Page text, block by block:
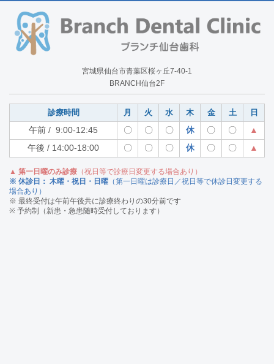
宮城県仙台市青葉区桜ヶ丘7-40-1
BRANCH仙台2F
診療時間 月 火 水 木 金 土
日
午前 / 9:00-12:45
〇 〇 〇 休 〇 〇
▲
午後 / 14:00-18:00
〇 〇 〇 休 〇 〇 ▲
▲ 第一日曜のみ診療 （祝日等で診療日変更する場合あり）
※ 休診日： 木曜・祝日・日曜 （第一日曜は診療日／祝日等で休診日変更する
場合あり）
※ 最終受付は午前午後共に診療終わりの30分前です
※ 予約制（新患・急患随時受付しております）